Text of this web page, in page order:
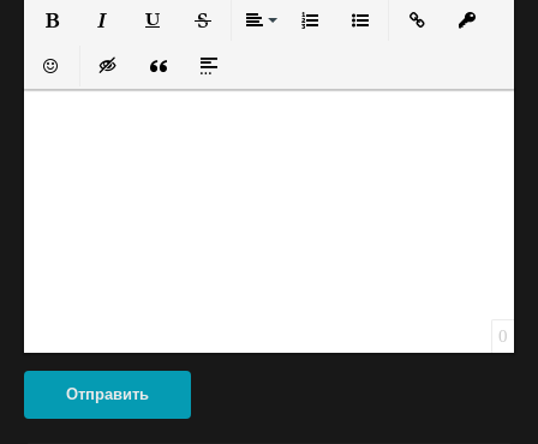
Вставить смайлик
Вставка скрытого текста
Вставка цитаты
Вставка спойлера
0
Отправить